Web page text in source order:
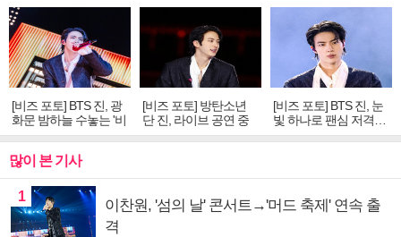
[비즈 포토] BTS 진, 광
화문 밤하늘 수놓는 '비
주얼 킹'의 열창
[비즈 포토] 방탄소년
단 진, 라이브 공연 중
빛나는 독보적 아우라
[비즈 포토] BTS 진, 눈
빛 하나로 팬심 저격…
독보적 카리스마
많이 본 기사
1
이찬원, '섬의 날' 콘서트→'머드 축제' 연속 출
격